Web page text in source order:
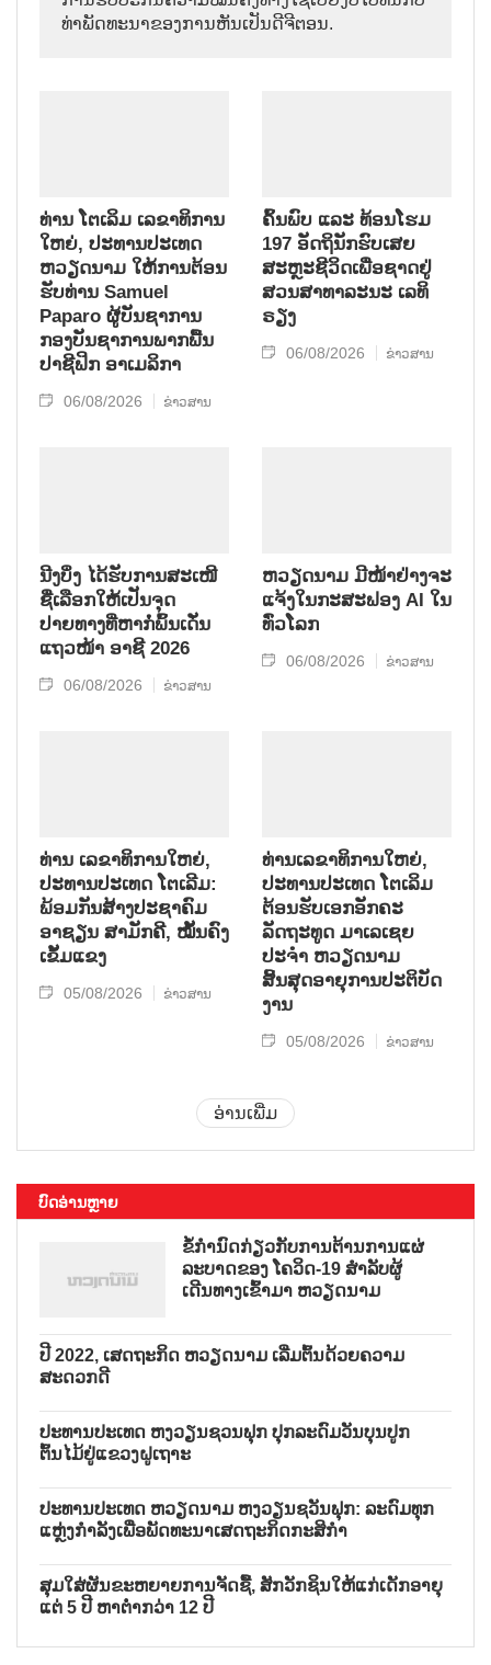
ທ່າພັດທະນາຂອງການຫັນເປັນດີຈີຕອນ.
ທ່ານ ໂຕ​ເລິມ ເລ​ຂາ​ທິ​ການ​
ໃຫຍ່, ປະ​ທານ​ປະ​ເທດ ​
ຫວຽດ​ນາມ ໃຫ້​ການ​ຕ້ອນ​
ຮັບ​ທ່ານ Samuel
Paparo ຜູ້​ບັນ​ຊາ​ການ
ກອງ​ບັນ​ຊາ​ການພາກ​ພື້ນ​
ປາ​ຊີ​ຟິກ ອາ​ເມ​ລິ​ກາ
06/08/2026 ຂ່າວສານ
ຄົ້ນ​ພົບ ແລະ ທ້ອນ​ໂຮມ
197 ອັດ​ຖິ​ນັກ​ຮົບ​ເສຍ​
ສະຫຼະ​ຊີ​ວິດ​ເພື່ອ​ຊາດ​ຢູ່​
ສວນ​ສາ​ທາ​ລະ​ນະ ເລ​ທິ​
ຣຽງ
06/08/2026 ຂ່າວສານ
ນີງບິ່ງ ໄດ້ຮັບການສະເໜີ
ຊື່ເລືອກໃຫ້ເປັນຈຸດ
ປາຍທາງທີ່ຫາກໍ່ພົ້ນເດັ່ນ
ແຖວໜ້າ ອາຊີ 2026
06/08/2026 ຂ່າວສານ
ຫວຽດນາມ ມີໜ້າຢ່າງຈະ
ແຈ້ງໃນກະສະຟອງ AI ໃນ
ທົ່ວໂລກ
06/08/2026 ຂ່າວສານ
ທ່ານ ເລຂາທິການໃຫຍ່,
ປະທານປະເທດ ໂຕເລີມ:
ພ້ອມກັນສ້າງປະຊາຄົມ
ອາຊຽນ ສາມັກຄີ, ໝັ້ນຄົງ
ເຂັ້ມແຂງ
05/08/2026 ຂ່າວສານ
ທ່ານເລຂາທິການໃຫຍ່,
ປະທານປະເທດ ໂຕເລິມ
ຕ້ອນຮັບເອກອັກຄະ
ລັດຖະທູດ ມາເລເຊຍ
ປະຈຳ ຫວຽດນາມ
ສິ້ນສຸດອາຍຸການປະຕິບັດ
ງານ
05/08/2026 ຂ່າວສານ
ອ່ານເພີ່ມ
ບົດອ່ານຫຼາຍ
ຂໍ້ກຳນົດກ່ຽວກັບການຕ້ານການແຜ່
ລະບາດຂອງ ໂຄວິດ-19 ສຳລັບຜູ້
ເດີນທາງເຂົ້າມາ ຫວຽດນາມ
ປີ 2022, ເສດຖະກິດ ຫວຽດນາມ ເລີ່ມຕົ້ນດ້ວຍຄວາມ
ສະດວກດີ
ປະທານປະເທດ ຫງວຽນຊວນຟຸກ ປຸກລະດົມວັນບຸນປູກ
ຕົ້ນໄມ້ຢູ່ແຂວງຝູເຖາະ
ປະທານປະເທດ ຫວຽດນາມ ຫງວຽນຊວັນຟຸກ: ລະດົມທຸກ
ແຫຼ່ງກຳລັງເພື່ອພັດທະນາເສດຖະກິດກະສິກຳ
ສຸມໃສ່ຜັນຂະຫຍາຍການຈັດຊື້, ສັກວັກຊິນໃຫ້ແກ່ເດັກອາຍຸ
ແຕ່ 5 ປີ ຫາຕ່ຳກວ່າ 12 ປີ